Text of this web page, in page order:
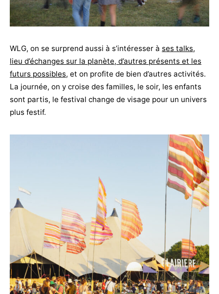
WLG, on se surprend aussi à s’intéresser à ses talks,
lieu d’échanges sur la planète, d’autres présents et les
futurs possibles, et on profite de bien d’autres activités.
La journée, on y croise des familles, le soir, les enfants
sont partis, le festival change de visage pour un univers
plus festif.